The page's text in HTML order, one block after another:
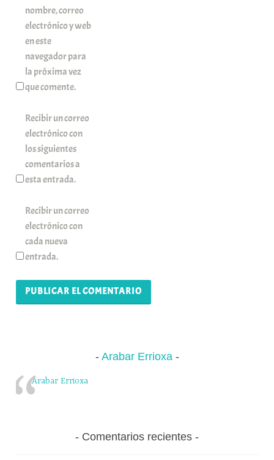
nombre, correo
electrónico y web
en este
navegador para
la próxima vez
que comente.
Recibir un correo
electrónico con
los siguientes
comentarios a
esta entrada.
Recibir un correo
electrónico con
cada nueva
entrada.
Arabar Errioxa
Arabar Errioxa
Comentarios recientes